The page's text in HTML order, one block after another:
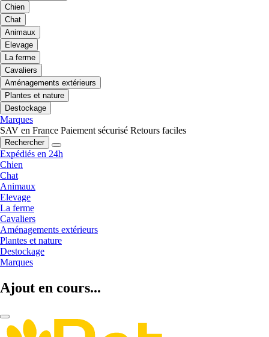
Chien
Chat
Animaux
Elevage
La ferme
Cavaliers
Aménagements extérieurs
Plantes et nature
Destockage
Marques
SAV en France Paiement sécurisé Retours faciles
Rechercher
Expédiés en 24h
Chien
Chat
Animaux
Elevage
La ferme
Cavaliers
Aménagements extérieurs
Plantes et nature
Destockage
Marques
Ajout en cours...